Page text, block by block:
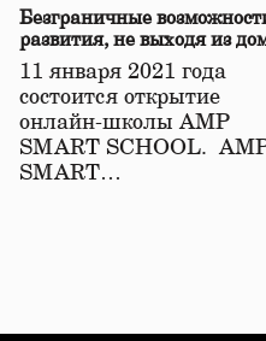
Безграничные
развития, не выходя из
11 января 2021 года
состоится открытие
онлайн-школы АМР
SMART SCHOOL.
SMART…